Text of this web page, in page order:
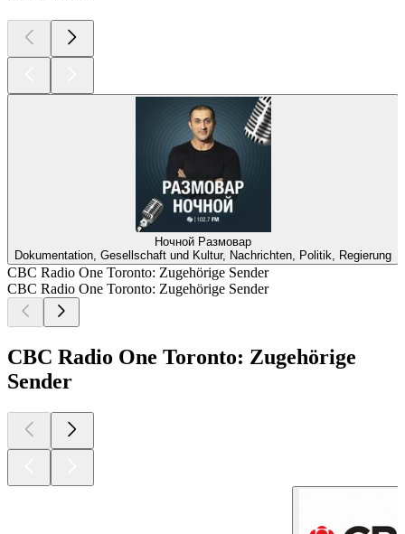
Ночной Размовар
Dokumentation, Gesellschaft und Kultur, Nachrichten, Politik, Regierung
CBC Radio One Toronto: Zugehörige Sender
CBC Radio One Toronto: Zugehörige Sender
CBC Radio One Toronto: Zugehörige
Sender